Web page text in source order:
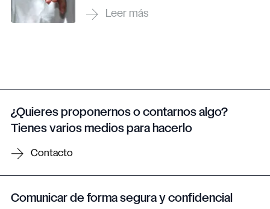
¿Quieres proponernos o contarnos algo?
Tienes varios medios para hacerlo
Contacto
Comunicar de forma segura y confidencial